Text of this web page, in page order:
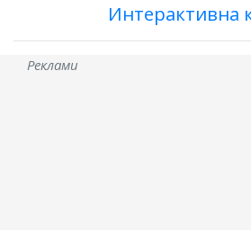
Интерактивна
Реклами